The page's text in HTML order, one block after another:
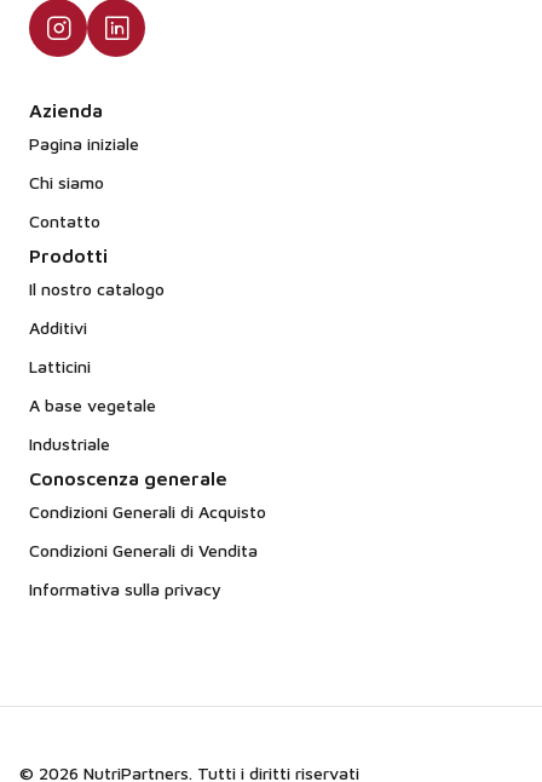
Azienda
Pagina iniziale
Chi siamo
Contatto
Prodotti
Il nostro catalogo
Additivi
Latticini
A base vegetale
Industriale
Conoscenza generale
Condizioni Generali di Acquisto
Condizioni Generali di Vendita
Informativa sulla privacy
© 2026 NutriPartners. Tutti i diritti riservati